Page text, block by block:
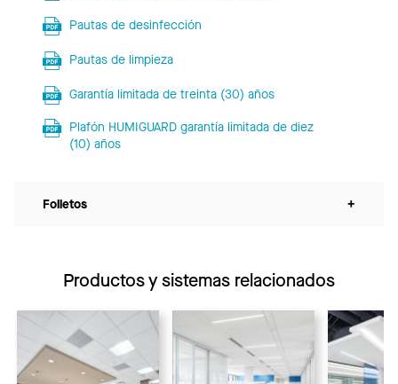
Pautas de desinfección
Pautas de limpieza
Garantía limitada de treinta (30) años
Plafón HUMIGUARD garantía limitada de diez
(10) años
Folletos +
Productos y sistemas relacionados